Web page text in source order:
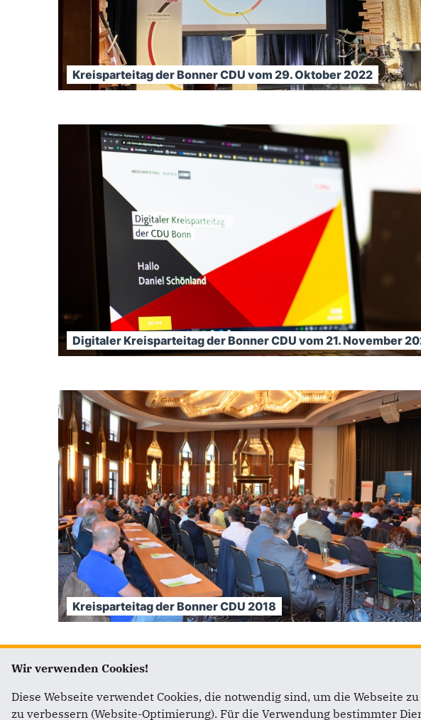
Kreisparteitag der Bonner CDU vom 29. Oktober 2022
Digitaler Kreisparteitag der Bonner CDU vom 21. November
Kreisparteitag der Bonner CDU 2018
Anschrift
Wir verwenden Cookies!
Diese Webseite verwendet Cookies, die notwendig sind, um die Webseite
zu verbessern (Website-Optimierung). Für die Verwendung bestimmter